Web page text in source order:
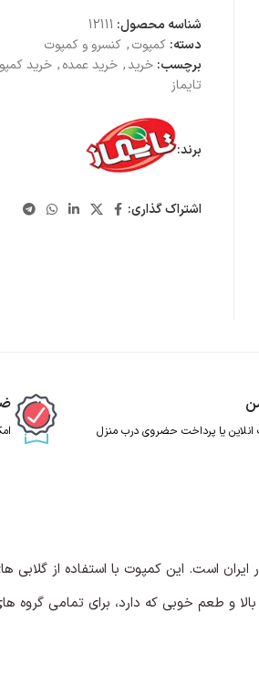
شناسه محصول: 12111
دسته: کمپوت, کنسرو و کمپوت
برچسب: خرید, خرید عمده, خرید
تایماز
برند:
اشتراک گذاری:
انلاین یا پرداخت حضروی درب منزل
در بازار ایران است. این کمپوت با استفاده از
و طعم خوبی که دارد، برای تمامی